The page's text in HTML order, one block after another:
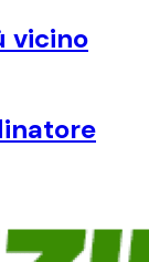
vicino